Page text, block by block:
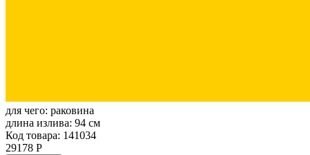
для чего: раковина
длина излива: 94 см
Код товара: 141034
29178 Р